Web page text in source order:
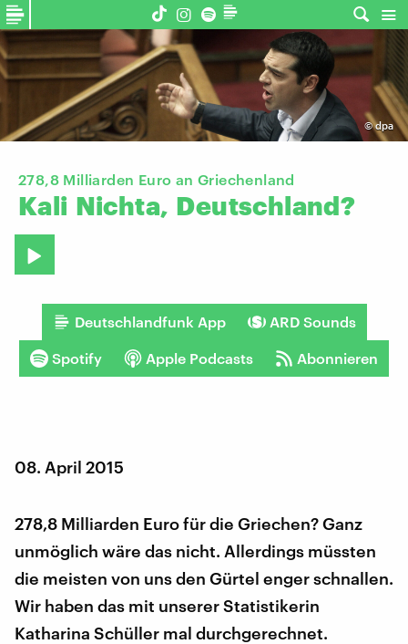
©dpa
​278,8 Milliarden Euro an Griechenland
Kali Nichta, Deutschland?
Deutschlandfunk App ARD Sounds
Spotify Apple Podcasts Abonnieren
08. April 2015
278,8 Milliarden Euro für die Griechen? Ganz
unmöglich wäre das nicht. Allerdings müssten
die meisten von uns den Gürtel enger schnallen.
Wir haben das mit unserer Statistikerin
Katharina Schüller mal durchgerechnet.